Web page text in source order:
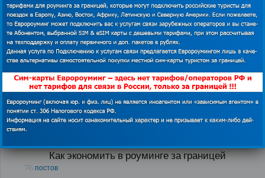
Полезные обзоры для путешественников
121 пост
Виртуальный тур по странам мира
103 поста
Визовые центры
89 постов
Все развлечения мира
88 постов
Автомобильные дороги Европы
Как экономить в роуминге за границей
76 постов